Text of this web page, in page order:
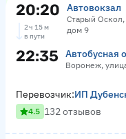
20:20 Автовокзал
Старый Оскол,
дом 9
2 ч 15 м
в пути
22:35 Автобусная
Воронеж,
Перевозчик:ИП
4.5 132 отзывов